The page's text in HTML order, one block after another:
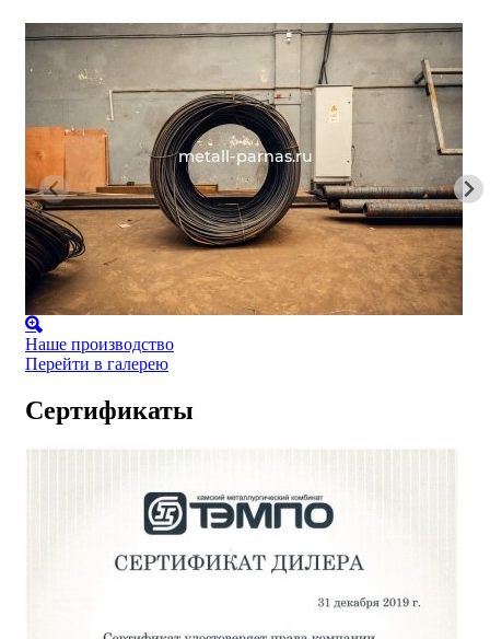
Наше производство
Перейти в галерею
Сертификаты